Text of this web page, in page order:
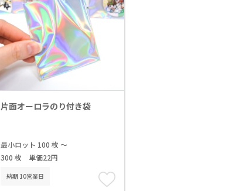
片面オーロラのり付き袋
最小ロット 100 枚 ～
300 枚 単価22円
納期 10営業日